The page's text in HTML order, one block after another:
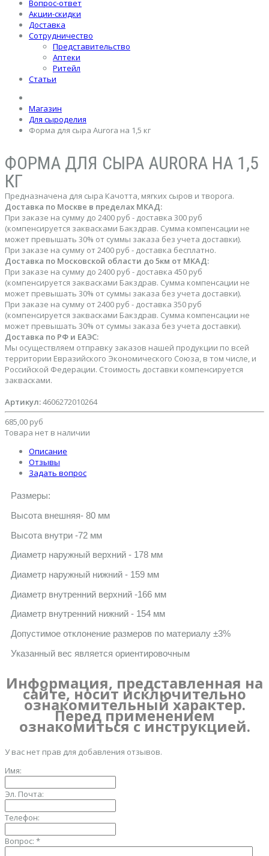
Вопрос-ответ
Акции-скидки
Доставка
Сотрудничество
Представительство
Аптеки
Ритейл
Статьи
Магазин
Для сыроделия
Форма для сыра Aurora на 1,5 кг
ФОРМА ДЛЯ СЫРА AURORA НА 1,5
КГ
Предназначена для сыра Качотта, мягких сыров и творога.
Доставка по Москве в пределах МКАД:
При заказе на сумму до 2400 руб - доставка 300 руб
(компенсируется заквасками Бакздрав. Сумма компенсации не
может превышать 30% от суммы заказа без учета доставки).
При заказе на сумму от 2400 руб - доставка бесплатно.
Доставка по Московской области до 5км от МКАД:
При заказе на сумму до 2400 руб - доставка 450 руб
(компенсируется заквасками Бакздрав. Сумма компенсации не
может превышать 30% от суммы заказа без учета доставки).
При заказе на сумму от 2400 руб - доставка 350 руб
(компенсируется заквасками Бакздрав. Сумма компенсации не
может превышать 30% от суммы заказа без учета доставки).
Доставка по РФ и ЕАЭС:
Мы осуществляем отправку заказов нашей продукции по всей
территории Евразийского Экономического Союза, в том числе, и
Российской Федерации. Стоимость доставки компенсируется
заквасками.
Артикул:4606272010264
685,00 руб
Товара нет в наличии
Описание
Отзывы
Задать вопрос
Размеры:
Высота внешняя- 80 мм
Высота внутри -72 мм
Диаметр наружный верхний - 178 мм
Диаметр наружный нижний - 159 мм
Диаметр внутренний верхний -166 мм
Диаметр внутренний нижний - 154 мм
Допустимое отклонение размеров по материалу ±3%
Указанный вес является ориентировочным
Информация, представленная на
сайте, носит исключительно
ознакомительный характер.
Перед применением
ознакомиться с инструкцией.
У вас нет прав для добавления отзывов.
Имя:
Эл. Почта:
Телефон:
Вопрос: *